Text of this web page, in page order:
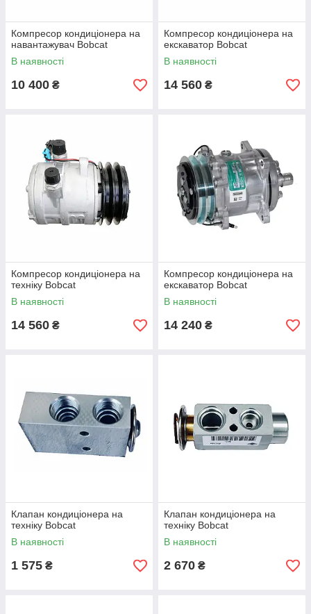
Компресор кондиціонера на
навантажувач Bobcat
В наявності
10 400 ₴
Компресор кондиціонера на
екскаватор Bobcat
В наявності
14 560 ₴
Компресор кондиціонера на
техніку Bobcat
В наявності
14 560 ₴
Компресор кондиціонера на
екскаватор Bobcat
В наявності
14 240 ₴
Клапан кондиціонера на
техніку Bobcat
В наявності
1 575 ₴
Клапан кондиціонера на
техніку Bobcat
В наявності
2 670 ₴